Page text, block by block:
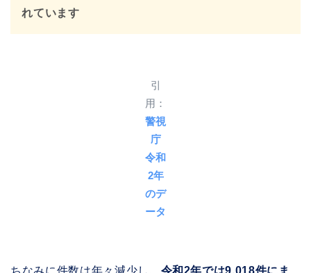
れています
引
用：
警視
庁
令和
2年
のデ
ータ
ちなみに件数は年々減少し、 令和2年では9,018件にま